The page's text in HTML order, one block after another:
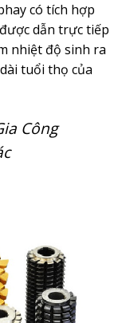
có tích hợp
dẫn trực tiếp
nhiệt độ sinh ra
tuổi thọ của
Công